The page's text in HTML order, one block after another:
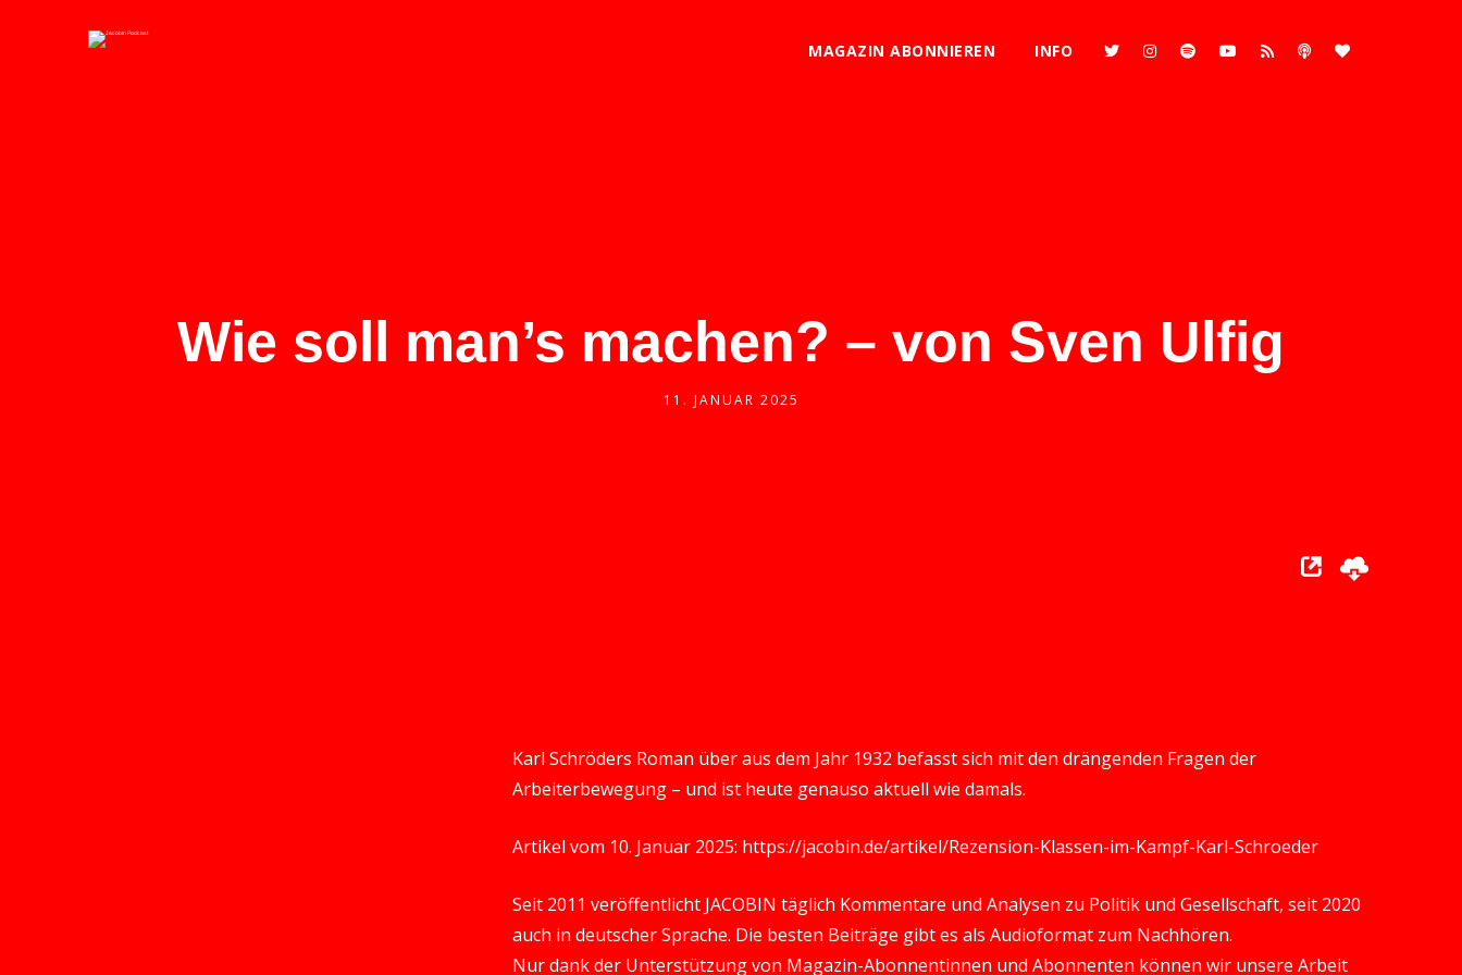
MAGAZIN ABONNIEREN INFO
Wie soll man’s machen? – von Sven Ulfig
11. JANUAR 2025
Karl Schröders Roman über aus dem Jahr 1932 befasst sich mit den drängenden Fragen der
Arbeiterbewegung – und ist heute genauso aktuell wie damals.
Artikel vom 10. Januar 2025: https://jacobin.de/artikel/Rezension-Klassen-im-Kampf-Karl-Schroeder
Seit 2011 veröffentlicht JACOBIN täglich Kommentare und Analysen zu Politik und Gesellschaft, seit 2020
auch in deutscher Sprache. Die besten Beiträge gibt es als Audioformat zum Nachhören.
Nur dank der Unterstützung von Magazin-Abonnentinnen und Abonnenten können wir unsere Arbeit